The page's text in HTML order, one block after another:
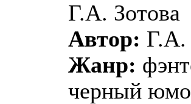
Г.А. Зотова
Автор: Г.А.
Жанр:
черный